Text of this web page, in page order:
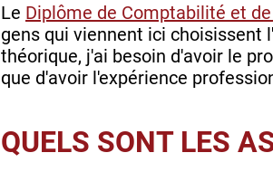
Le Diplôme de Comptabilité et
gens qui viennent ici choisissent
théorique, j'ai besoin d'avoir le
que d'avoir l'expérience
QUELS SONT LES